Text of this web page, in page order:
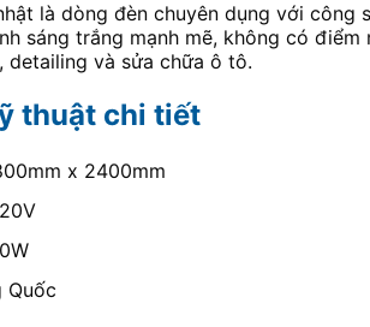
là dòng đèn chuyên dụng với
sáng trắng mạnh mẽ, không có
detailing và sửa chữa ô tô.
thuật chi tiết
x 2400mm
Quốc